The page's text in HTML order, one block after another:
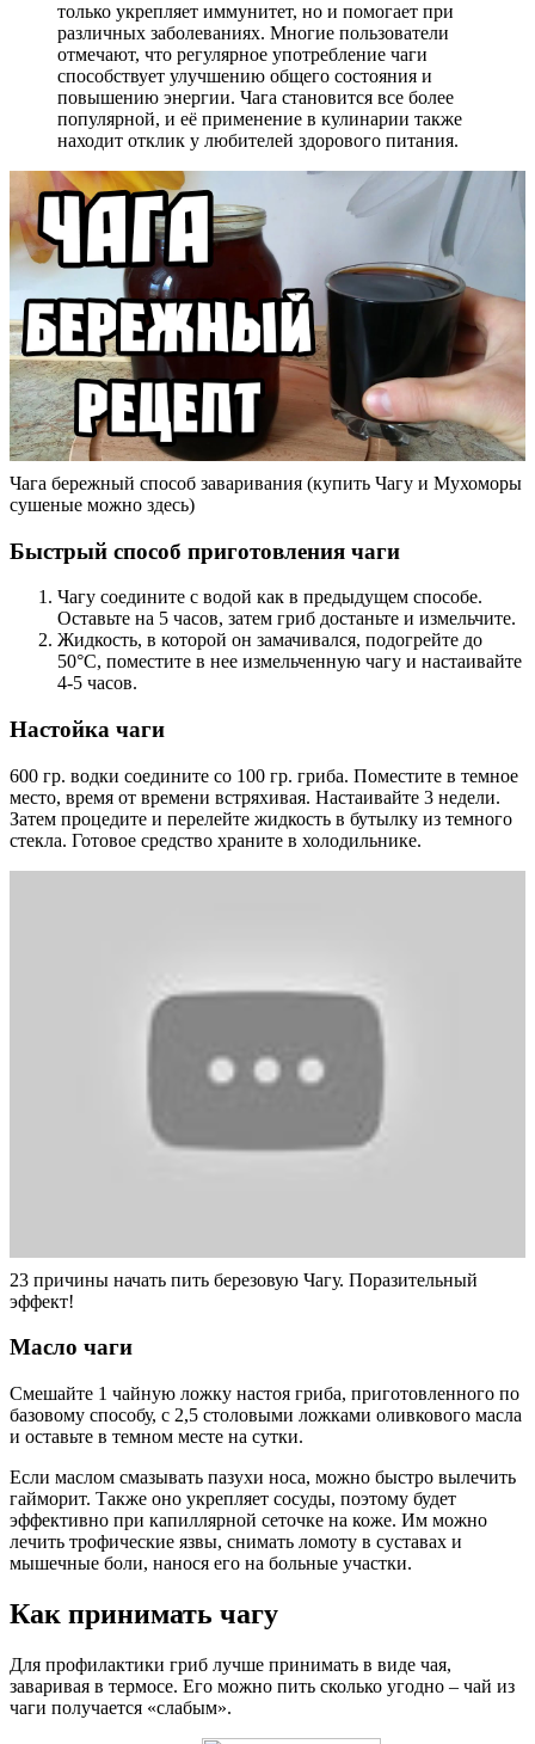
только укрепляет иммунитет, но и помогает при
различных заболеваниях. Многие пользователи
отмечают, что регулярное употребление чаги
способствует улучшению общего состояния и
повышению энергии. Чага становится все более
популярной, и её применение в кулинарии также
находит отклик у любителей здорового питания.
Чага бережный способ заваривания (купить Чагу и Мухоморы
сушеные можно здесь)
Быстрый способ приготовления чаги
Чагу соедините с водой как в предыдущем способе.
Оставьте на 5 часов, затем гриб достаньте и измельчите.
Жидкость, в которой он замачивался, подогрейте до
50°С, поместите в нее измельченную чагу и настаивайте
4-5 часов.
Настойка чаги
600 гр. водки соедините со 100 гр. гриба. Поместите в темное
место, время от времени встряхивая. Настаивайте 3 недели.
Затем процедите и перелейте жидкость в бутылку из темного
стекла. Готовое средство храните в холодильнике.
23 причины начать пить березовую Чагу. Поразительный
эффект!
Масло чаги
Смешайте 1 чайную ложку настоя гриба, приготовленного по
базовому способу, с 2,5 столовыми ложками оливкового масла
и оставьте в темном месте на сутки.
Если маслом смазывать пазухи носа, можно быстро вылечить
гайморит. Также оно укрепляет сосуды, поэтому будет
эффективно при капиллярной сеточке на коже. Им можно
лечить трофические язвы, снимать ломоту в суставах и
мышечные боли, нанося его на больные участки.
Как принимать чагу
Для профилактики гриб лучше принимать в виде чая,
заваривая в термосе. Его можно пить сколько угодно – чай из
чаги получается «слабым».